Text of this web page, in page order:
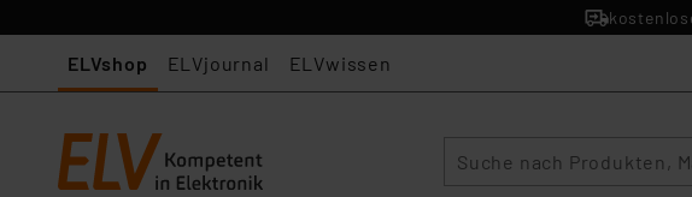
ELVshop ELVjournal ELVwissen